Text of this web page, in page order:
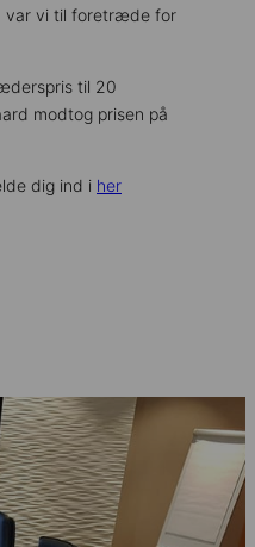
var vi til foretræde for
til 20
modtog prisen på
dig ind i her